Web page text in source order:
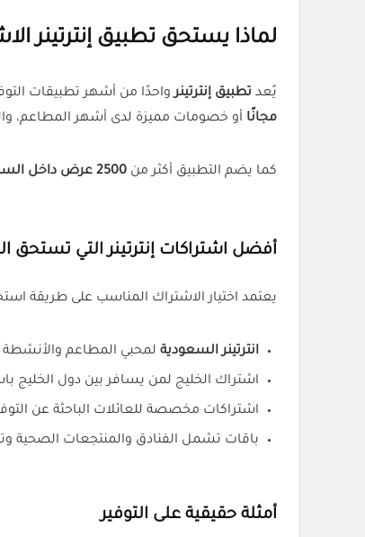
لماذا يستحق تطبيق إنترتينر
يُعد تطبيق إنترتينرواحدًا من أشهر تطبيقات
مجانًا أو خصومات مميزة لدى أشهر المطاعم،
كما يضم التطبيق أكثر من 2500 عرض داخل السعودية
أفضل اشتراكات إنترتينر التي تستحق
يعتمد اختيار الاشتراك المناسب على طريقة
انترتينر السعودية لمحبي المطاعم والأنشطة
اشتراك الخليج لمن يسافر بين دول الخليج
اشتراكات مخصصة للعائلات الباحثة عن
باقات تشمل الفنادق والمنتجعات الصحية
أمثلة حقيقية على التوفير